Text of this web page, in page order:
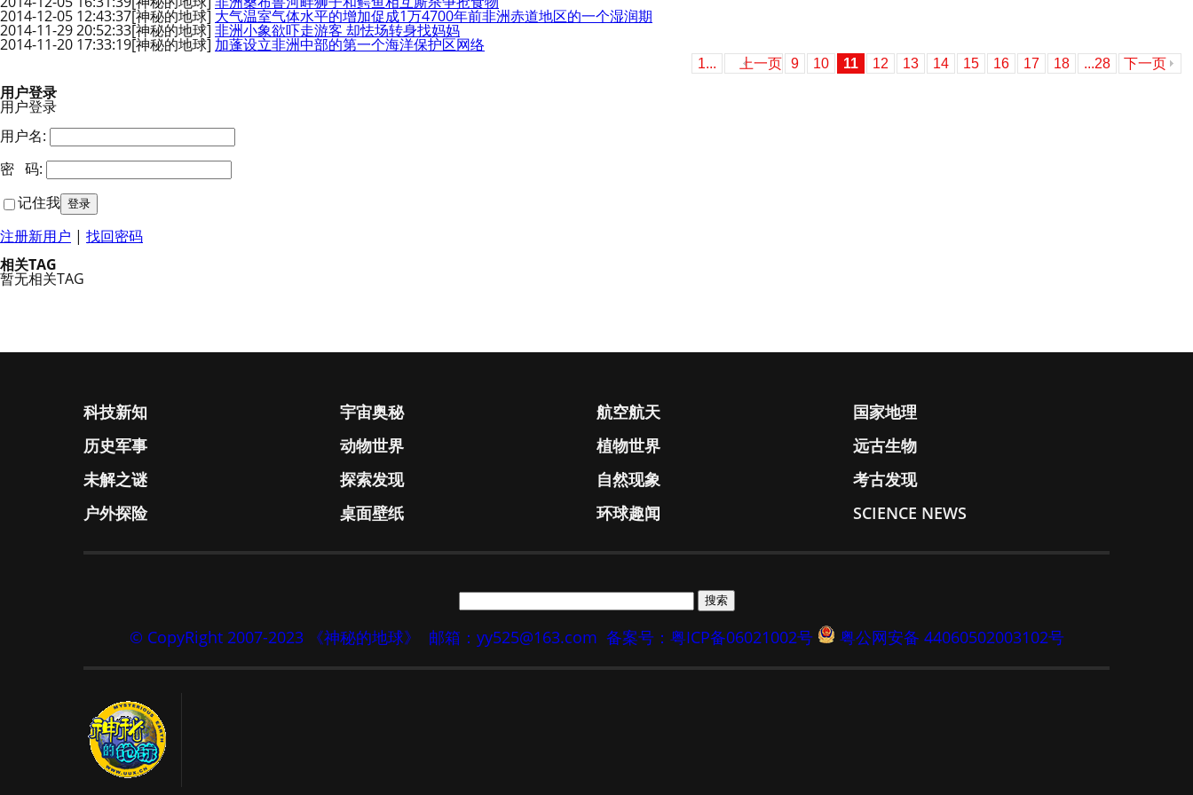
2014-12-05 12:43:37[神秘的地球] 大气温室气体水平的增加促成1万4700年前非洲赤道地区的一个湿润期
2014-11-29 20:52:33[神秘的地球] 非洲小象欲吓走游客 却怯场转身找妈妈
2014-11-20 17:33:19[神秘的地球] 加蓬设立非洲中部的第一个海洋保护区网络
1... 上一页 9 10 11 12 13 14 15 16 17 18 ...28 下一页
用户登录
用户登录
用户名:
密 码:
记住我
注册新用户 | 找回密码
相关TAG
暂无相关TAG
科技新知 宇宙奥秘 航空航天
国家地理
历史军事
动物世界 植物世界
远古生物
未解之谜
探索发现 自然现象
考古发现
户外探险
桌面壁纸 环球趣闻 SCIENCE NEWS
© CopyRight 2007-2023 《神秘的地球》 邮箱：yy525@163.com 备案号：粤ICP备06021002号 粤公网安备 44060502003102号